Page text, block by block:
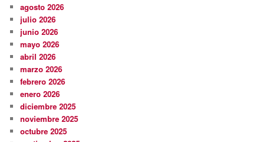
agosto 2026
julio 2026
junio 2026
mayo 2026
abril 2026
marzo 2026
febrero 2026
enero 2026
diciembre 2025
noviembre 2025
octubre 2025